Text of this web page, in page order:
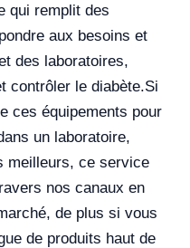
qui remplit des
aux besoins et
des laboratoires,
contrôler le diabète.Si
ces équipements pour
un laboratoire,
meilleurs, ce service
nos canaux en
de plus si vous
de produits haut de